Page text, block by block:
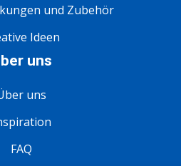
und Zubehör
Ideen
uns
uns
FAQ